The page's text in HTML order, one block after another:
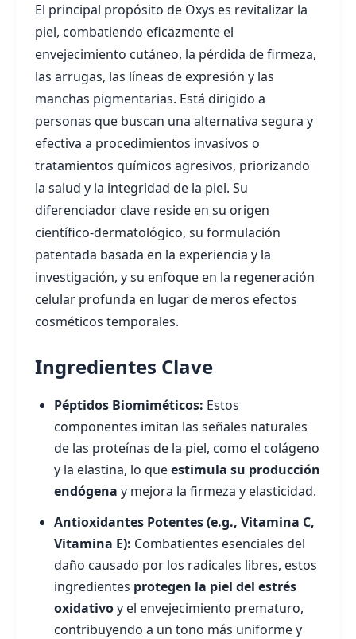
El principal propósito de Oxys es revitalizar la
piel, combatiendo eficazmente el
envejecimiento cutáneo, la pérdida de firmeza,
las arrugas, las líneas de expresión y las
manchas pigmentarias. Está dirigido a
personas que buscan una alternativa segura y
efectiva a procedimientos invasivos o
tratamientos químicos agresivos, priorizando
la salud y la integridad de la piel. Su
diferenciador clave reside en su origen
científico-dermatológico, su formulación
patentada basada en la experiencia y la
investigación, y su enfoque en la regeneración
celular profunda en lugar de meros efectos
cosméticos temporales.
Ingredientes Clave
Péptidos Biomiméticos: Estos
componentes imitan las señales naturales
de las proteínas de la piel, como el colágeno
y la elastina, lo queestimula su producción
endógena y mejora la firmeza y elasticidad.
Antioxidantes Potentes (e.g., Vitamina C,
Vitamina E): Combatientes esenciales del
daño causado por los radicales libres, estos
ingredientes protegen la piel del estrés
oxidativoy el envejecimiento prematuro,
contribuyendo a un tono más uniforme y